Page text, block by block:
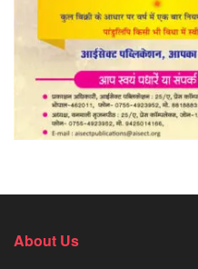
About Us